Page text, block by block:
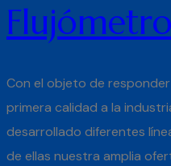
Con el objeto de
primera calidad a la
desarrollado diferentes
de ellas nuestra amplia